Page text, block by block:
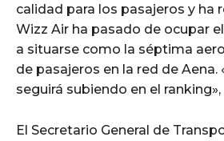
calidad para los pasajeros y ha
Wizz Air ha pasado de ocupar
a situarse como la séptima
de pasajeros en la red de Aena.
seguirá subiendo en el
El Secretario General de